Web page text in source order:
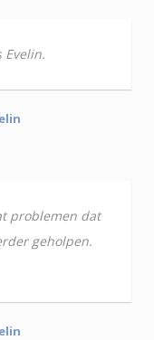
Evelin.
problemen dat
geholpen.